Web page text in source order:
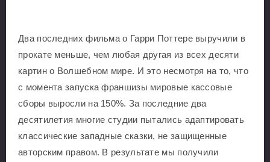
Два последних фильма о Гарри Поттере выручили в
прокате меньше, чем любая другая из всех десяти
картин о Волшебном мире. И это несмотря на то, что
с момента запуска франшизы мировые кассовые
сборы выросли на 150%. За последние два
десятилетия многие студии пытались адаптировать
классические западные сказки, не защищенные
авторским правом. В результате мы получили